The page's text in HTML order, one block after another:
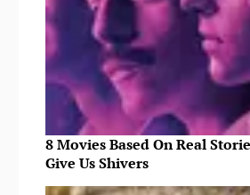
8 Movies Based On Real
Give Us Shivers